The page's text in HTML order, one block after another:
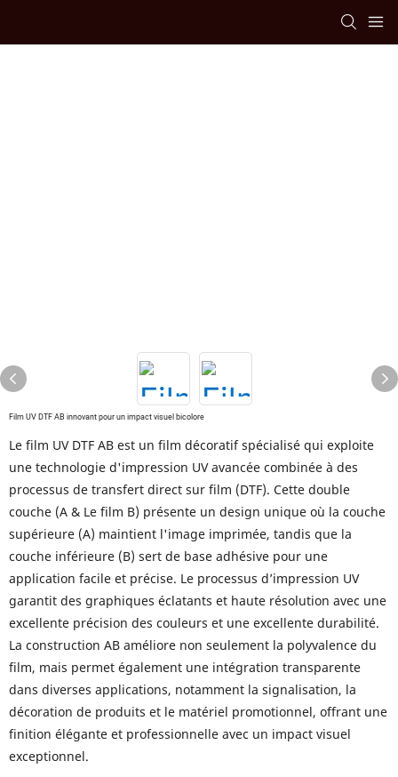
Film UV DTF AB innovant pour un impact visuel bicolore
Le film UV DTF AB est un film décoratif spécialisé qui exploite
une technologie d'impression UV avancée combinée à des
processus de transfert direct sur film (DTF). Cette double
couche (A & Le film B) présente un design unique où la couche
supérieure (A) maintient l'image imprimée, tandis que la
couche inférieure (B) sert de base adhésive pour une
application facile et précise. Le processus d’impression UV
garantit des graphiques éclatants et haute résolution avec une
excellente précision des couleurs et une excellente durabilité.
La construction AB améliore non seulement la polyvalence du
film, mais permet également une intégration transparente
dans diverses applications, notamment la signalisation, la
décoration de produits et le matériel promotionnel, offrant une
finition élégante et professionnelle avec un impact visuel
exceptionnel.